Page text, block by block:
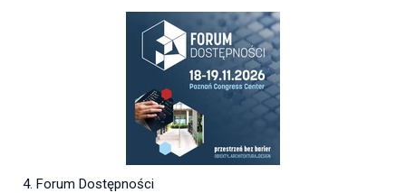
4. Forum Dostępności